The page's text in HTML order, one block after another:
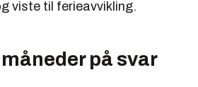
viste til ferieavvikling.
på svar